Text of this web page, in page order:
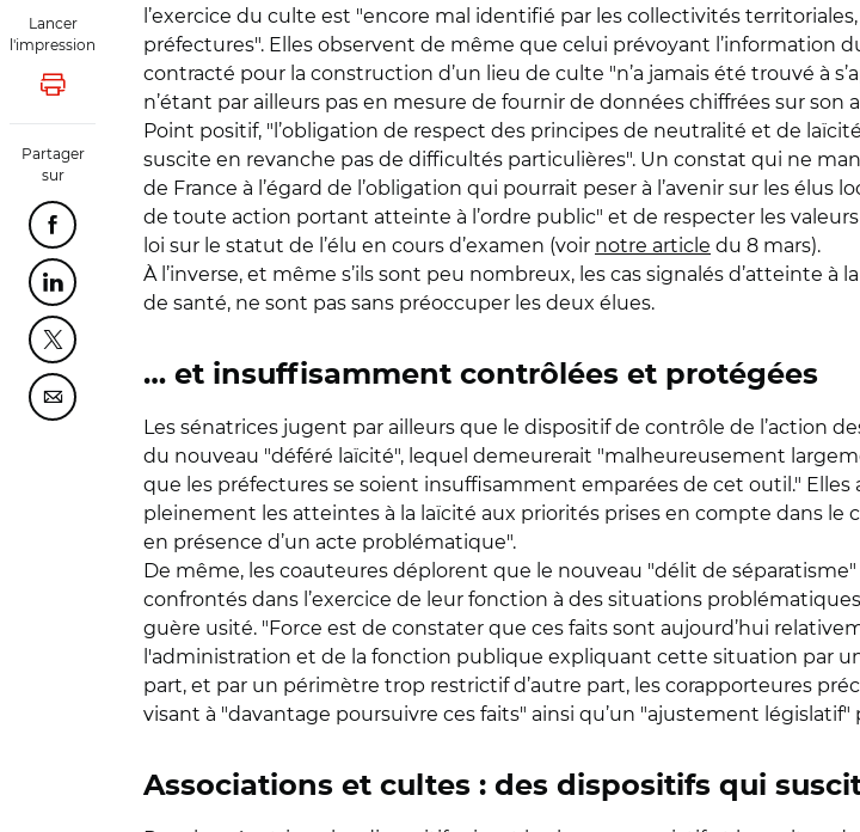
Lancer
l'impression
Lancer l'impression
Partager
sur
Partager cette page sur Facebook
Partager cette page sur Linkedin
Partager cette page sur Twitter
Partager cette page sur Courriel
l’exercice du culte est "encore mal identifié par les collectivités
préfectures". Elles observent de même que celui prévoyant l’information
contracté pour la construction d’un lieu de culte "n’a jamais été trouvé à
n’étant par ailleurs pas en mesure de fournir de données chiffrées sur son
Point positif, "l’obligation de respect des principes de neutralité et de
suscite en revanche pas de difficultés particulières". Un constat qui ne
de France à l’égard de l’obligation qui pourrait peser à l’avenir sur les
de toute action portant atteinte à l’ordre public" et de respecter les
loi sur le statut de l’élu en cours d’examen (voir notre article du 8 mars).
À l’inverse, et même s’ils sont peu nombreux, les cas signalés d’atteinte
de santé, ne sont pas sans préoccuper les deux élues.
… et insuffisamment contrôlées et protégées
Les sénatrices jugent par ailleurs que le dispositif de contrôle de l’action
du nouveau "déféré laïcité", lequel demeurerait "malheureusement
que les préfectures se soient insuffisamment emparées de cet outil."
pleinement les atteintes à la laïcité aux priorités prises en compte dans
en présence d’un acte problématique".
De même, les coauteures déplorent que le nouveau "délit de
confrontés dans l’exercice de leur fonction à des situations
guère usité. "Force est de constater que ces faits sont aujourd’hui
l'administration et de la fonction publique expliquant cette situation par
part, et par un périmètre trop restrictif d’autre part, les corapporteures
visant à "davantage poursuivre ces faits" ainsi qu’un "ajustement législatif"
Associations et cultes : des dispositifs qui